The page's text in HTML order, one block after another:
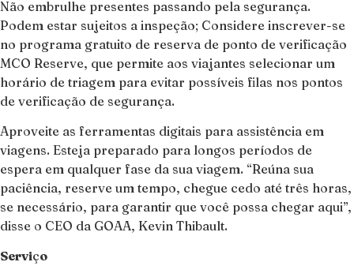
Não embrulhe presentes passando pela segurança.
Podem estar sujeitos a inspeção; Considere inscrever-se
no programa gratuito de reserva de ponto de verificação
MCO Reserve, que permite aos viajantes selecionar um
horário de triagem para evitar possíveis filas nos pontos
de verificação de segurança.
Aproveite as ferramentas digitais para assistência em
viagens. Esteja preparado para longos períodos de
espera em qualquer fase da sua viagem. “Reúna sua
paciência, reserve um tempo, chegue cedo até três horas,
se necessário, para garantir que você possa chegar aqui”,
disse o CEO da GOAA, Kevin Thibault.
Serviço